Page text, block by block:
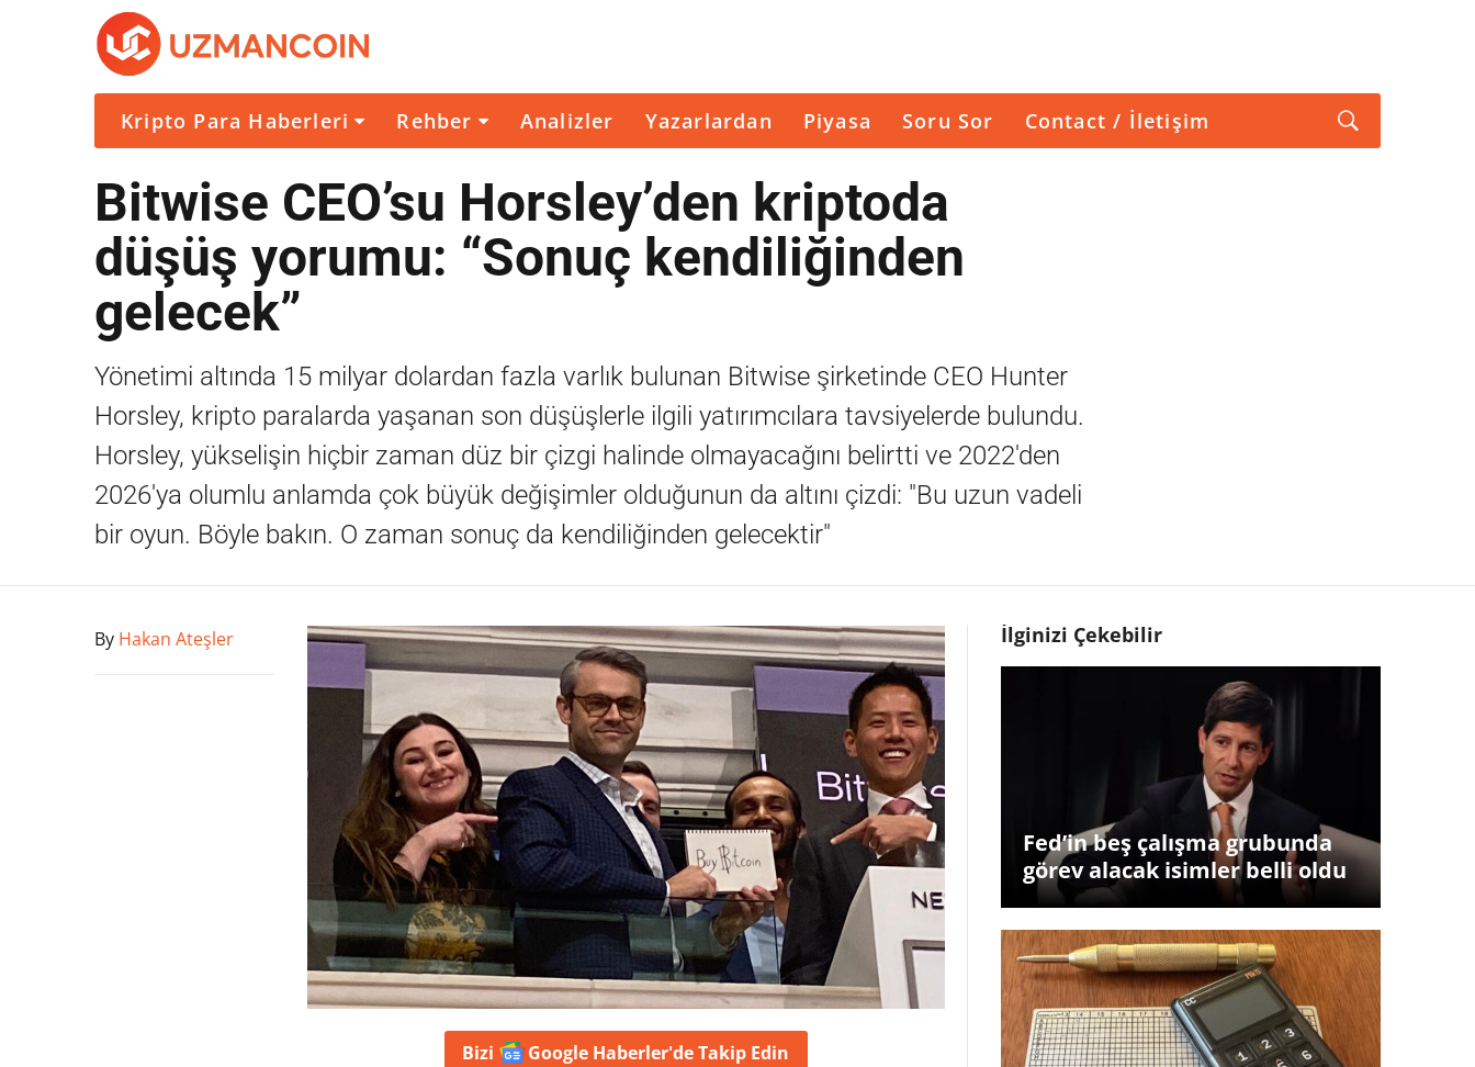
Kripto Para Haberleri Rehber Analizler Yazarlardan Piyasa Soru Sor Contact / İletişim
Bitwise CEO’su Horsley’den kriptoda
düşüş yorumu: “Sonuç kendiliğinden
gelecek”
Yönetimi altında 15 milyar dolardan fazla varlık bulunan Bitwise şirketinde CEO Hunter
Horsley, kripto paralarda yaşanan son düşüşlerle ilgili yatırımcılara tavsiyelerde bulundu.
Horsley, yükselişin hiçbir zaman düz bir çizgi halinde olmayacağını belirtti ve 2022'den
2026'ya olumlu anlamda çok büyük değişimler olduğunun da altını çizdi: "Bu uzun vadeli
bir oyun. Böyle bakın. O zaman sonuç da kendiliğinden gelecektir"
By Hakan Ateşler
Bizi Google Haberler'deTakip Edin
İlginizi Çekebilir
Fed’in beş çalışma grubunda
görev alacak isimler belli oldu